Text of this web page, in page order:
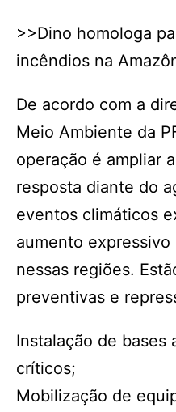
>>Dino homologa
incêndios na
De acordo com a
Meio Ambiente da
operação é ampliar
resposta diante do
eventos climáticos
aumento
nessas regiões.
preventivas e
Instalação de bases
críticos;
Mobilização de